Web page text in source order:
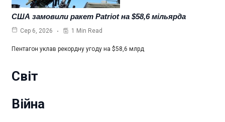
США замовили ракет Patriot на $58,6 мільярда
Сер 6, 2026 1 Min Read
Пентагон уклав рекордну угоду на $58,6 млрд
Світ
Війна